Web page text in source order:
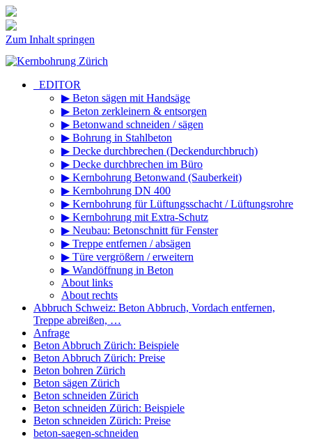
Zum Inhalt springen
_EDITOR
▶ Beton sägen mit Handsäge
▶ Beton zerkleinern & entsorgen
▶ Betonwand schneiden / sägen
▶ Bohrung in Stahlbeton
▶ Decke durchbrechen (Deckendurchbruch)
▶ Decke durchbrechen im Büro
▶ Kernbohrung Betonwand (Sauberkeit)
▶ Kernbohrung DN 400
▶ Kernbohrung für Lüftungsschacht / Lüftungsrohre
▶ Kernbohrung mit Extra-Schutz
▶ Neubau: Betonschnitt für Fenster
▶ Treppe entfernen / absägen
▶ Türe vergrößern / erweitern
▶ Wandöffnung in Beton
About links
About rechts
Abbruch Schweiz: Beton Abbruch, Vordach entfernen,
Treppe abreißen, …
Anfrage
Beton Abbruch Zürich: Beispiele
Beton Abbruch Zürich: Preise
Beton bohren Zürich
Beton sägen Zürich
Beton schneiden Zürich
Beton schneiden Zürich: Beispiele
Beton schneiden Zürich: Preise
beton-saegen-schneiden